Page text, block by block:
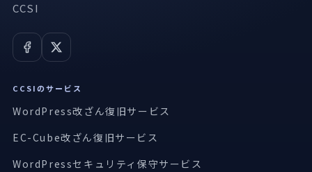
CCSI
CCSIのサービス
WordPress改ざん復旧サービス
EC-Cube改ざん復旧サービス
WordPressセキュリティ保守サービス